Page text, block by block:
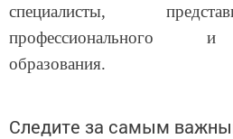
специалисты,
профессионального и
образования.
Следите за самым